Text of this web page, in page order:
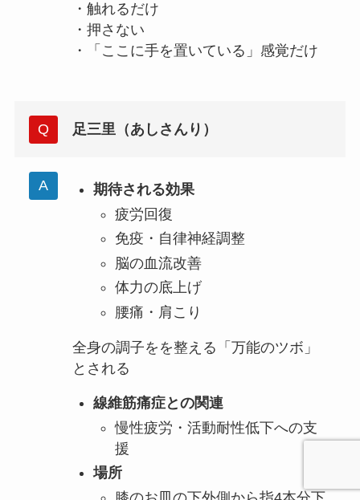
・触れるだけ
・押さない
・「ここに手を置いている」感覚だけ
足三里（あしさんり）
期待される効果
疲労回復
免疫・自律神経調整
脳の血流改善
体力の底上げ
腰痛・肩こり
全身の調子をを整える「万能のツボ」
とされる
線維筋痛症との関連
慢性疲労・活動耐性低下への支
援
場所